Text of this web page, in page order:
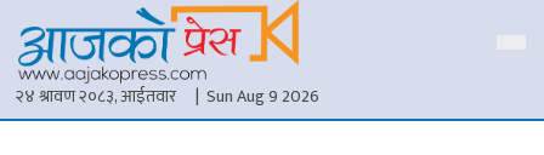
२४ श्रावण २०८३, आईतवार | Sun Aug 9 2026